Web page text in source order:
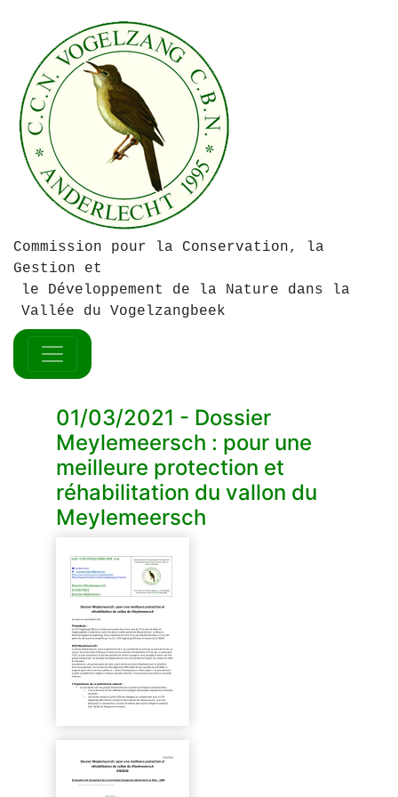
Commission pour la Conservation, la
Gestion et
le Développement de la Nature dans la
Vallée du Vogelzangbeek
01/03/2021 - Dossier
Meylemeersch : pour une
meilleure protection et
réhabilitation du vallon du
Meylemeersch